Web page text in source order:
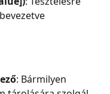
: Bármilyen